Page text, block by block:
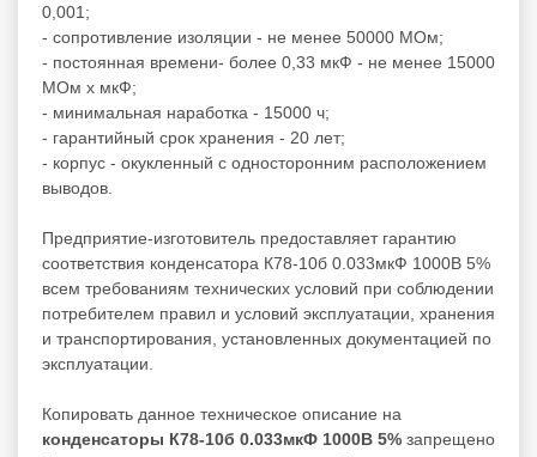
0,001;
- сопротивление изоляции - не менее 50000 МОм;
- постоянная времени- более 0,33 мкФ - не менее 15000
МОм х мкФ;
- минимальная наработка - 15000 ч;
- гарантийный срок хранения - 20 лет;
- корпус - окукленный с односторонним расположением
выводов.
Предприятие-изготовитель предоставляет гарантию
соответствия конденсатора К78-10б 0.033мкФ 1000В 5%
всем требованиям технических условий при соблюдении
потребителем правил и условий эксплуатации, хранения
и транспортирования, установленных документацией по
эксплуатации.
Копировать данное техническое описание на
конденсаторы К78-10б 0.033мкФ 1000В 5% запрещено